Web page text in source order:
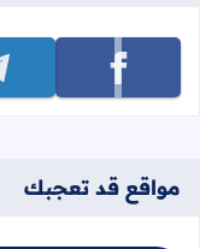
تابعنا على facebook
مواقع قد تعجبك